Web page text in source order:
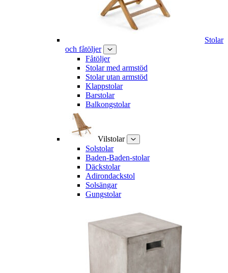
Stolar
och fåtöljer
Fåtöljer
Stolar med armstöd
Stolar utan armstöd
Klappstolar
Barstolar
Balkongstolar
Vilstolar
Solstolar
Baden-Baden-stolar
Däckstolar
Adirondackstol
Solsängar
Gungstolar